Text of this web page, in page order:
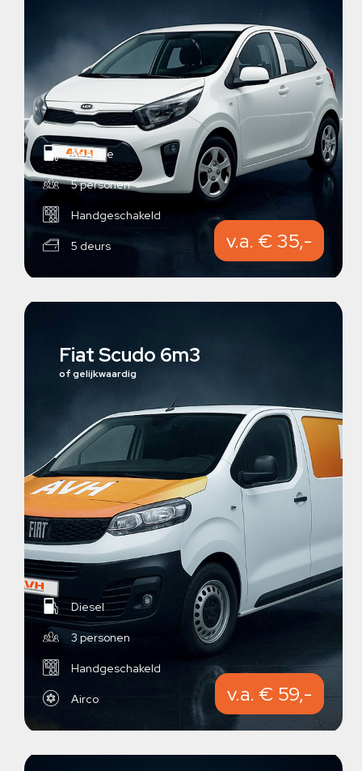
Benzine
5 personen
Handgeschakeld
5 deurs v.a. € 35,-
Fiat Scudo 6m3
of gelijkwaardig
Diesel
3 personen
Handgeschakeld
Airco v.a. € 59,-